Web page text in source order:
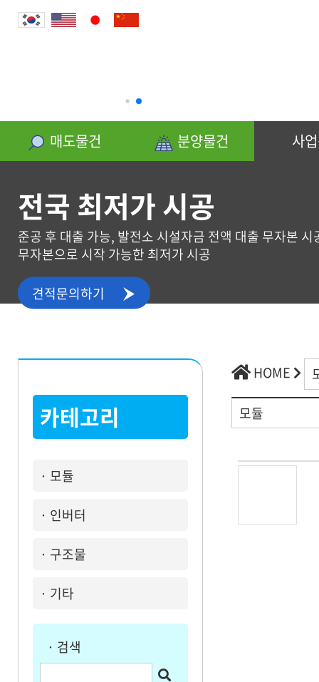
매도물건 분양물건 사
분양물건
사업신청
운영관리신청
커뮤니티
전국 최저가 시공
준공 후 대출 가능, 발전소 시설자금 전액 대출 무자본 시
무자본으로 시작 가능한 최저가 시공
견적문의하기
카테고리
· 모듈
· 인버터
· 구조물
· 기타
· 검색
HOME
모듈